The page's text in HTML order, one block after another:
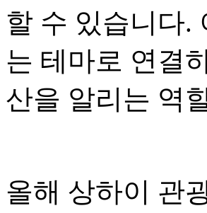
할 수 있습니다.
는 테마로 연결
산을 알리는 역
올해 상하이 관